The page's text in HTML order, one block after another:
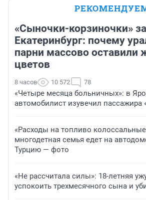
«Сыночки-корзиночки»
Екатеринбург: почему
парни массово оставили
цветов
8 часов 10 572 78
«Четыре месяца больничных»: в
автомобилист изувечил пассажира
«Расходы на топливо
многодетная семья едет на
Турцию — фото
«Не рассчитала силы»: 18-летняя
успокоить трехмесячного сына и